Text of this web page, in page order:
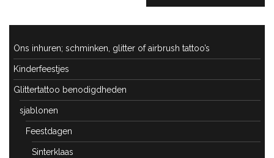
Ons inhuren; schminken, glitter of airbrush tattoo’s
Kinderfeestjes
Glittertattoo benodigdheden
sjablonen
Feestdagen
Sinterklaas